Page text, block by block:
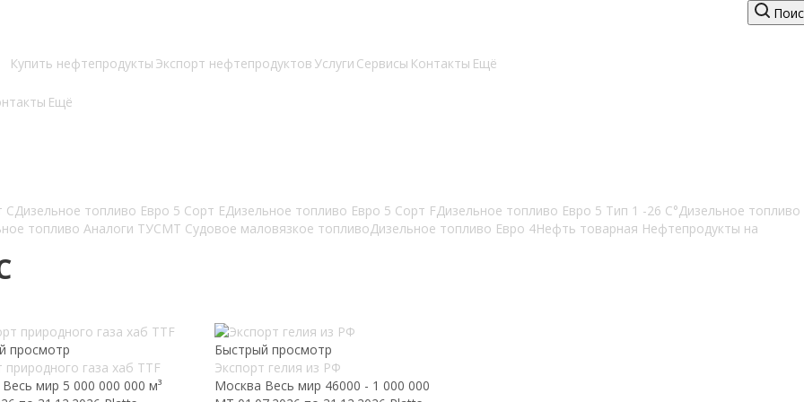
Купить нефтепродукты Экспорт нефтепродуктов Услуги Сервисы Контакты Ещё
Ещё
СДизельное топливо Евро 5 Сорт ЕДизельное топливо Евро 5 Сорт FДизельное топливо Евро 5 Тип 1 -26 С°Дизельное топливо
топливо Аналоги ТУСМТ Судовое маловязкое топливоДизельное топливо Евро 4Нефть товарная Нефтепродукты на
просмотр
природного газа хаб TTF
Весь мир 5 000 000 000 м³
Быстрый просмотр
Экспорт гелия из РФ
Москва Весь мир 46000 - 1 000 000